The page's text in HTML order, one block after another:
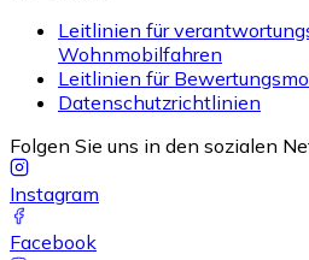
Leitlinien für
Wohnmobilfahren
Leitlinien für
Datenschutzrichtlinien
Folgen Sie uns in den sozialen
Instagram
Facebook